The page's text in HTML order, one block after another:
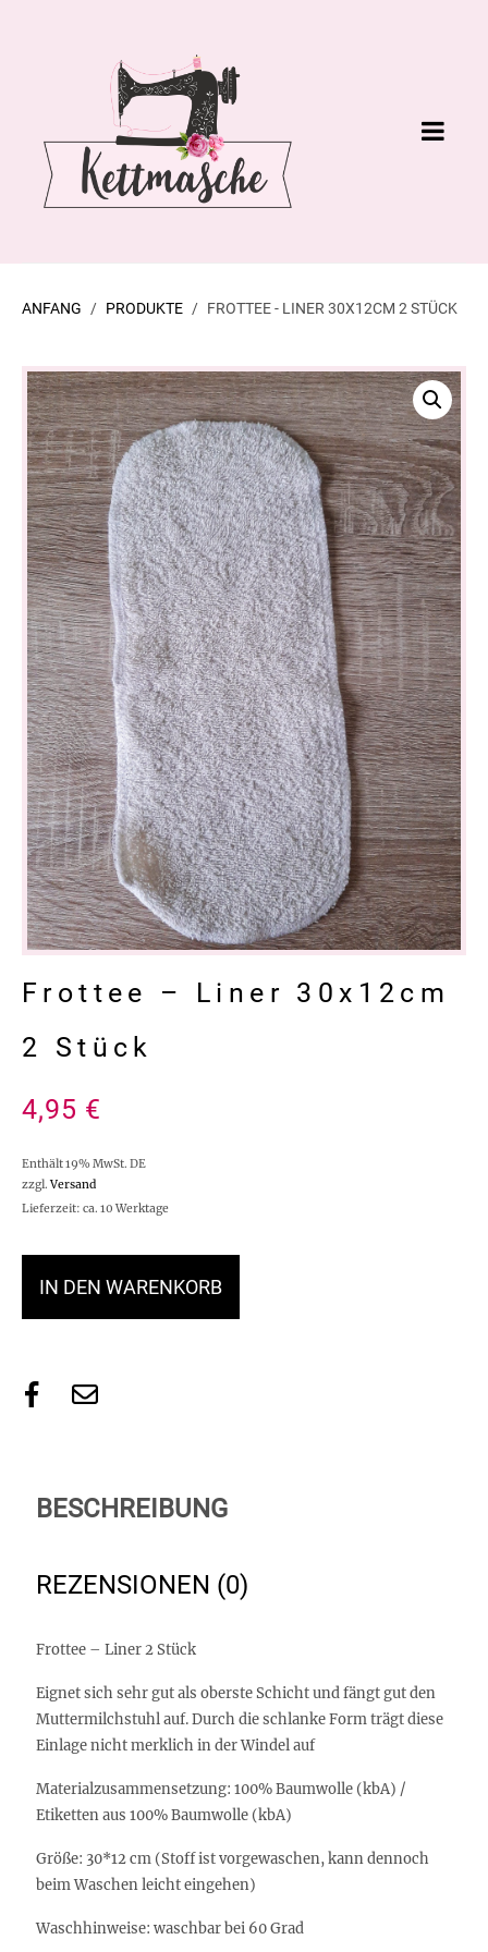
ANFANG PRODUKTE FROTTEE - LINER 30X12CM 2 STÜCK
Frottee – Liner 30x12cm
2 Stück
4,95 €
Enthält 19% MwSt. DE
zzgl.Versand
Lieferzeit: ca. 10 Werktage
IN DEN WARENKORB
BESCHREIBUNG
REZENSIONEN (0)
Frottee – Liner 2 Stück
Eignet sich sehr gut als oberste Schicht und fängt gut den
Muttermilchstuhl auf. Durch die schlanke Form trägt diese
Einlage nicht merklich in der Windel auf
Materialzusammensetzung: 100% Baumwolle (kbA) /
Etiketten aus 100% Baumwolle (kbA)
Größe: 30*12 cm (Stoff ist vorgewaschen, kann dennoch
beim Waschen leicht eingehen)
Waschhinweise: waschbar bei 60 Grad